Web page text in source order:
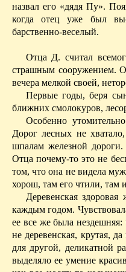
назвал его «дядяПу».
когда отец уже был
барственно-веселый.
Отца Д. считал
страшным сооружением.
вечера мелкой своей,
Первые годы, беря
ближних смолокуров,
Особенно
Дорог лесных не
шпалам железной
Отца почему-то это не
том, что она не видела
хорош, там его чтили, там
Деревенская здоровая
каждым годом.
ее все же была
не деревенская, крутая,
для другой, деликатной
выделяло ее умение